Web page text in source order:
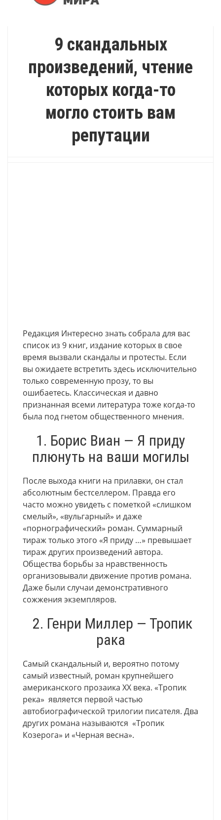
9 скандальных
произведений, чтение
которых когда-то
могло стоить вам
репутации
Редакция Интересно знать собрала для вас
список из 9 книг, издание которых в свое
время вызвали скандалы и протесты. Если
вы ожидаете встретить здесь исключительно
только современную прозу, то вы
ошибаетесь. Классическая и давно
признанная всеми литература тоже когда-то
была под гнетом общественного мнения.
1. Борис Виан — Я приду
плюнуть на ваши могилы
После выхода книги на прилавки, он стал
абсолютным бестселлером. Правда его
часто можно увидеть с пометкой «слишком
смелый», «вульгарный» и даже
«порнографический» роман. Суммарный
тираж только этого «Я приду …» превышает
тираж других произведений автора.
Общества борьбы за нравственность
организовывали движение против романа.
Даже были случаи демонстративного
сожжения экземпляров.
2. Генри Миллер — Тропик
рака
Самый скандальный и, вероятно потому
самый известный, роман крупнейшего
американского прозаика XX века. «Тропик
река» является первой частью
автобиографической трилогии писателя. Два
других романа называются «Тропик
Козерога» и «Черная весна».